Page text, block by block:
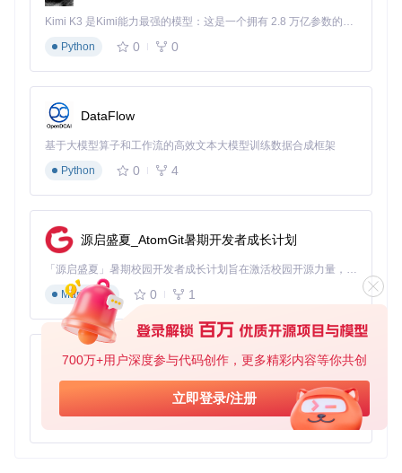
700万+用户深度参与代码创作，更多精彩内容等你共创
立即登录/注册
Kimi K3 是Kimi能力最强的模型：这是一个拥有 2.8 万亿参数的混合专家（MoE）模型，具备原生视觉理解能力，并支持 100 万 token 的上下文窗口。
Python
0 0
DataFlow
基于大模型算子和工作流的高效文本大模型训练数据合成框架
Python
0 4
源启盛夏_AtomGit暑期开发者成长计划
「源启盛夏」暑期校园开发者成长计划旨在激活校园开源力量，通过积分激励、认证扶持、资源倾斜等形式，引导高校组织和开发者完成「入驻 — 建项目 — 做贡献 — 获认证 — 得资源」的完整闭环。无论你是想带领社团入驻平台的组织者，还是希望用代码贡献证明自己的开发者，都能在这里找到属于你的成长路径。
Markdown
0 1
py-xiaozhi
基于Python的Xiaozhi AI，适用于想要完整Xiaozhi体验而无需拥有专用硬件的用户。
Python
0 1